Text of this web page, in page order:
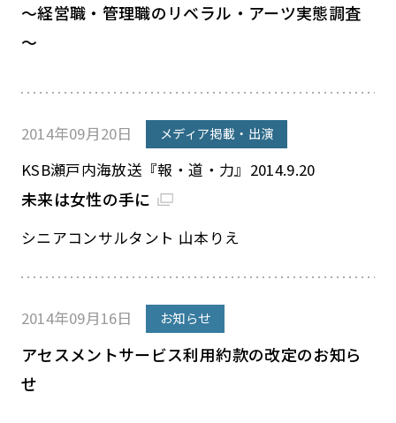
～経営職・管理職のリベラル・アーツ実態調査
～
2014年09月20日 メディア掲載・出演
KSB瀬戸内海放送『報・道・力』2014.9.20
未来は女性の手に
シニアコンサルタント 山本りえ
2014年09月16日 お知らせ
アセスメントサービス利用約款の改定のお知ら
せ